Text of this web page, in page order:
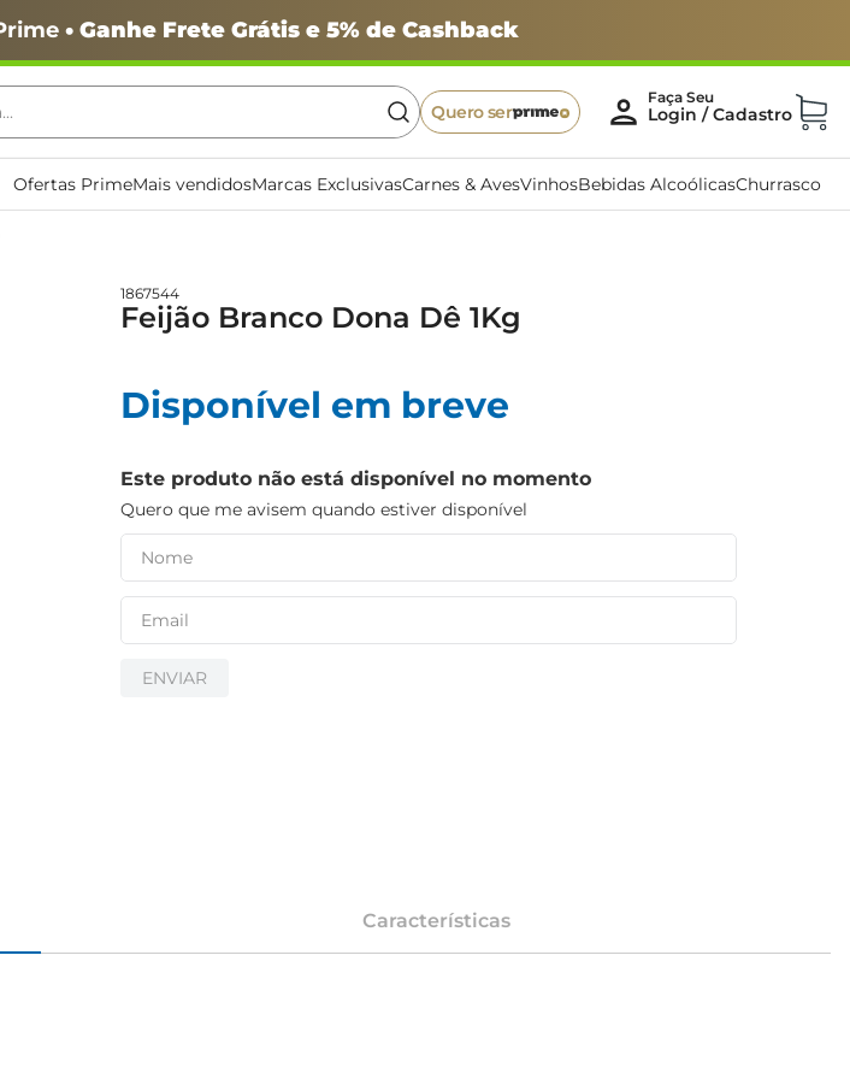
• Ganhe Frete Grátis e 5% de Cashback
Quero ser
Ofertas PrimeMais vendidosMarcas ExclusivasCarnes & AvesVinhosBebidas AlcoólicasChurrasco
1867544
Feijão Branco Dona Dê 1Kg
Disponível em breve
Este produto não está disponível no momento
Quero que me avisem quando estiver disponível
ENVIAR
Características